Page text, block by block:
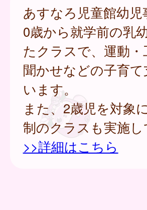
あすなろ児童館幼児
0歳から就学前の乳
たクラスで、運動
聞かせなどの子育
います。
また、2歳児を対象
制のクラスも実施し
>>詳細はこちら